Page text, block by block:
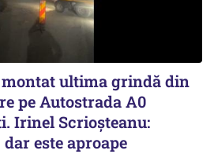
montat ultima grindă din
pe Autostrada A0
Irinel Scrioșteanu:
este aproape